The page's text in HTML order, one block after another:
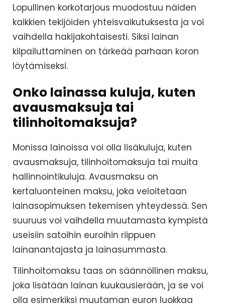
Lopullinen korkotarjous muodostuu näiden
kaikkien tekijöiden yhteisvaikutuksesta ja voi
vaihdella hakijakohtaisesti. Siksi lainan
kilpailuttaminen on tärkeää parhaan koron
löytämiseksi.
Onko lainassa kuluja, kuten
avausmaksuja tai
tilinhoitomaksuja?
Monissa lainoissa voi olla lisäkuluja, kuten
avausmaksuja, tilinhoitomaksuja tai muita
hallinnointikuluja. Avausmaksu on
kertaluonteinen maksu, joka veloitetaan
lainasopimuksen tekemisen yhteydessä. Sen
suuruus voi vaihdella muutamasta kympistä
useisiin satoihin euroihin riippuen
lainanantajasta ja lainasummasta.
Tilinhoitomaksu taas on säännöllinen maksu,
joka lisätään lainan kuukausierään, ja se voi
olla esimerkiksi muutaman euron luokkaa